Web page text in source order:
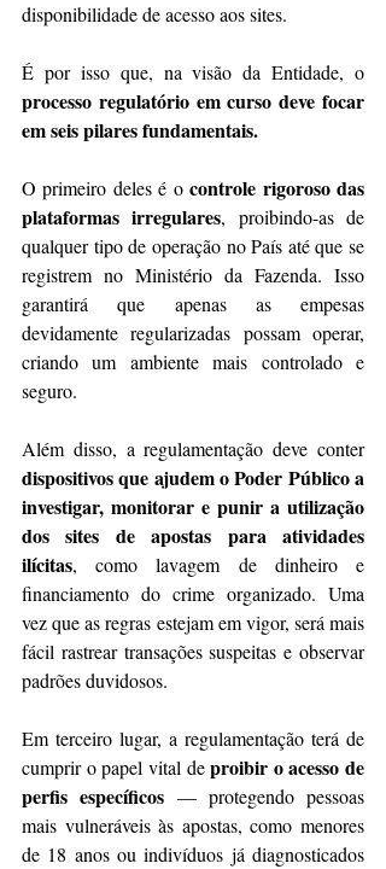
disponibilidade de acesso aos sites.
processo regulatório em curso deve focar
em seis pilares fundamentais.
O primeiro deles é o controle rigoroso das
plataformas irregulares, proibindo-as de
qualquer tipo de operação no País até que se
registrem no Ministério da Fazenda. Isso
garantirá que apenas as empesas
devidamente regularizadas possam operar,
criando um ambiente mais controlado e
seguro.
Além disso, a regulamentação deve conter
dispositivos que ajudem o Poder Público a
investigar, monitorar e punir a utilização
dos sites de apostas para atividades
ilícitas, como lavagem de dinheiro e
financiamento do crime organizado. Uma
vez que as regras estejam em vigor, será mais
fácil rastrear transações suspeitas e observar
padrões duvidosos.
Em terceiro lugar, a regulamentação terá de
cumprir o papel vital de proibir o acesso de
perfis específicos — protegendo pessoas
mais vulneráveis às apostas, como menores
de 18 anos ou indivíduos já diagnosticados